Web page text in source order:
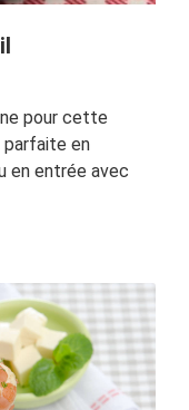
pour cette
en
en entrée avec